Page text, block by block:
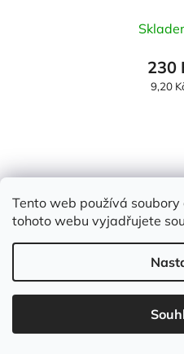
Tento web používá
tohoto webu vyjadřujete
230
Měrná
9,20